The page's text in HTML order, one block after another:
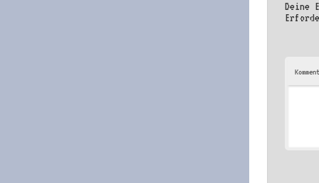
Deine